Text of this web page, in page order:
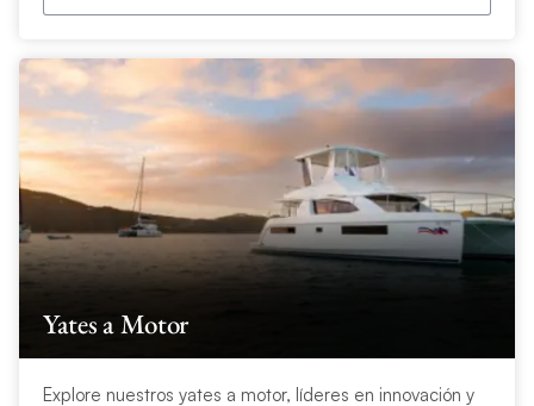
Yates a Motor
Explore nuestros yates a motor, líderes en innovación y